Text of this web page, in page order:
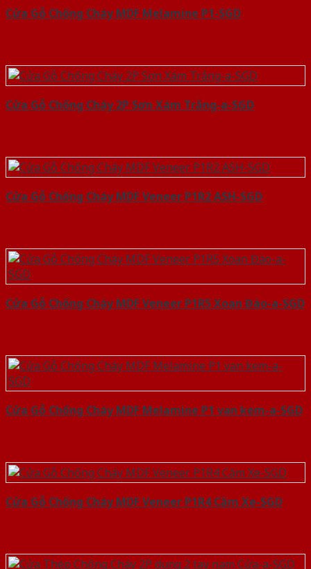
Cửa Gỗ Chống Cháy MDF Melamine P1-SGD
Cửa Gỗ Chống Cháy 2P Sơn Xám Trắng-a-SGD
Cửa Gỗ Chống Cháy MDF Veneer P1R2 ASH-SGD
Cửa Gỗ Chống Cháy MDF Veneer P1R5 Xoan Đào-a-SGD
Cửa Gỗ Chống Cháy MDF Melamine P1 van kem-a-SGD
Cửa Gỗ Chống Cháy MDF Veneer P1R4 Căm Xe-SGD